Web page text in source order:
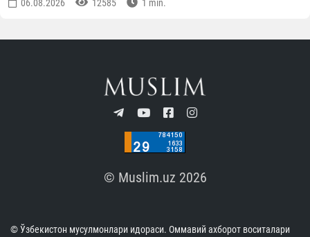
06.08.2026 12585 1 min.
© Muslim.uz 2026
© Ўзбекистон мусулмонлари идораси. Оммавий ахборот воситалари